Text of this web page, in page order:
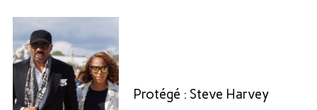
Protégé : Steve Harvey